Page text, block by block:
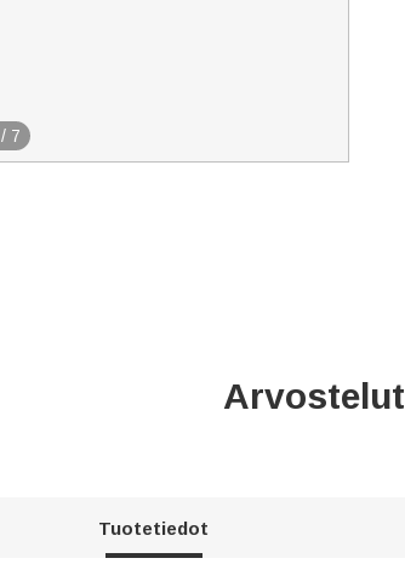
/ 7
Arvostelut
Tuotetiedot